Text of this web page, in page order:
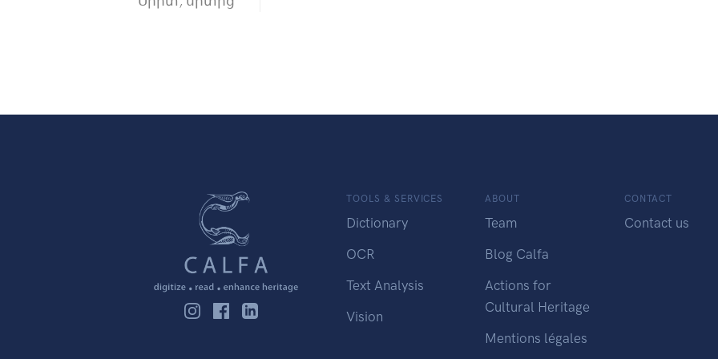
TOOLS & SERVICES
Dictionary
OCR
Text Analysis
Vision
ABOUT
Team
Blog Calfa
Actions for
Cultural Heritage
Mentions légales
CONTACT
Contact us